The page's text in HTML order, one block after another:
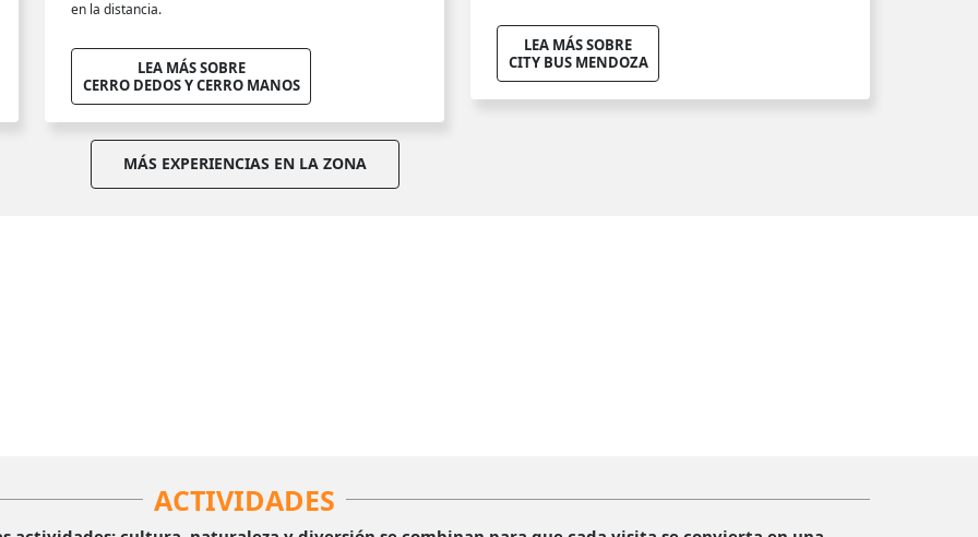
en la distancia.
LEA MÁS SOBRE
CERRO DEDOS Y CERRO MANOS
LEA MÁS SOBRE
CITY BUS MENDOZA
MÁS EXPERIENCIAS EN LA ZONA
ACTIVIDADES